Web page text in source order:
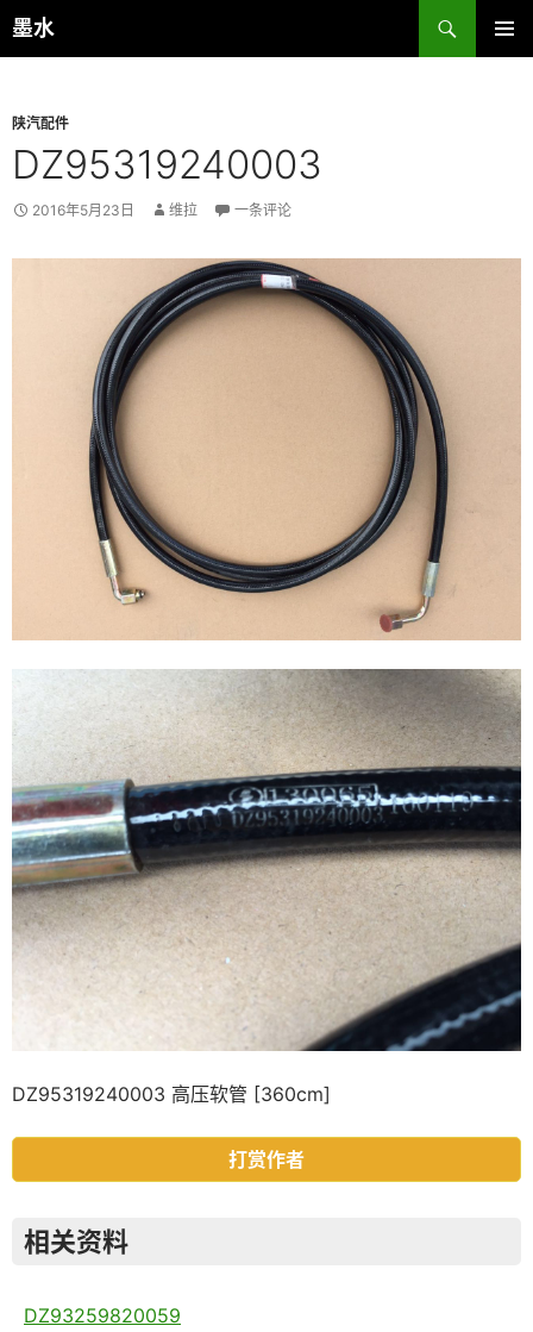
跳
至
墨水
搜
索
陕汽配件
DZ95319240003
2016年5月23日 维拉 一条评论
DZ95319240003 高压软管 [360cm]
打赏作者
相关资料
DZ93259820059